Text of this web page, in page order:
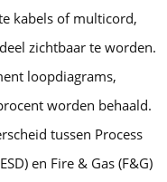
kabels of multicord,
zichtbaar te worden.
loopdiagrams,
worden behaald.
tussen Process
en Fire & Gas (F&G)